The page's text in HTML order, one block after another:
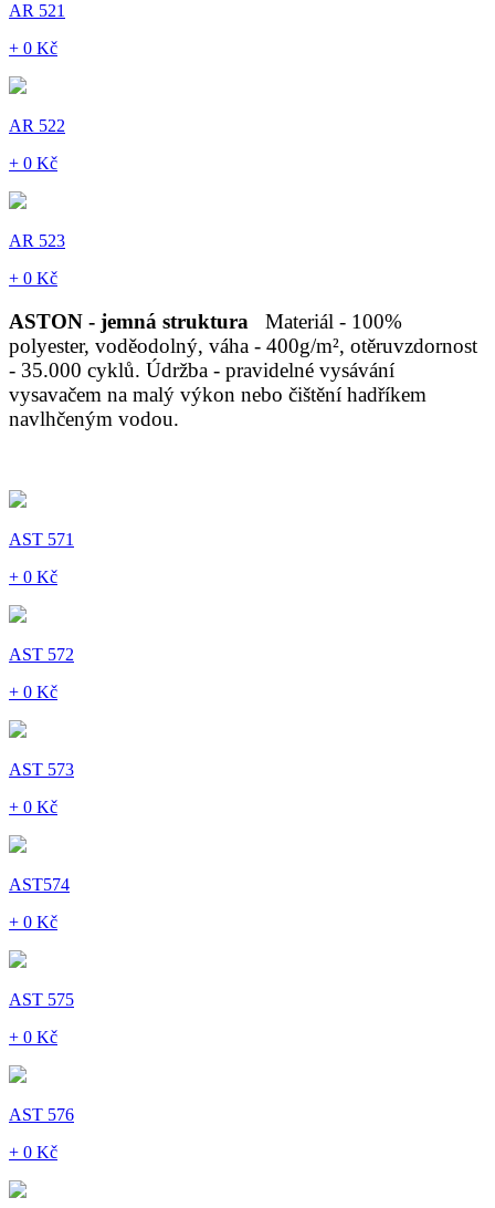
AR 521
+ 0 Kč
AR 522
+ 0 Kč
AR 523
+ 0 Kč
ASTON - jemná struktura
Materiál - 100%
polyester, voděodolný, váha - 400g/m², otěruvzdornost
- 35.000 cyklů. Údržba - pravidelné vysávání
vysavačem na malý výkon nebo čištění hadříkem
navlhčeným vodou.
AST 571
+ 0 Kč
AST 572
+ 0 Kč
AST 573
+ 0 Kč
AST574
+ 0 Kč
AST 575
+ 0 Kč
AST 576
+ 0 Kč